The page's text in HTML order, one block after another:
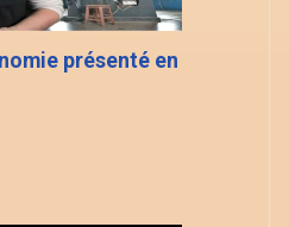
présenté en